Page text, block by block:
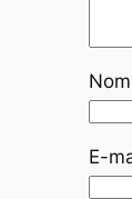
Nom
E-